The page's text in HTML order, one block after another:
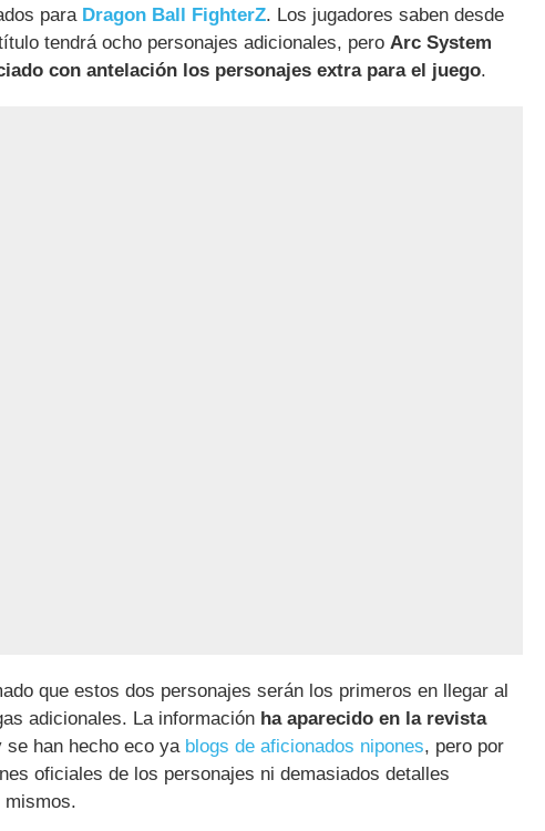
para Dragon Ball FighterZ. Los jugadores saben desde
tendrá ocho personajes adicionales, pero Arc System
con antelación los personajes extra para el juego.
que estos dos personajes serán los primeros en llegar al
adicionales. La información ha aparecido en la revista
se han hecho eco ya blogs de aficionados nipones, pero por
oficiales de los personajes ni demasiados detalles
mismos.